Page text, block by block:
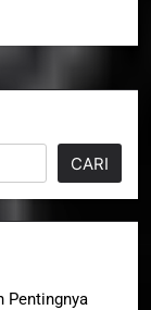
CARI
Pentingnya